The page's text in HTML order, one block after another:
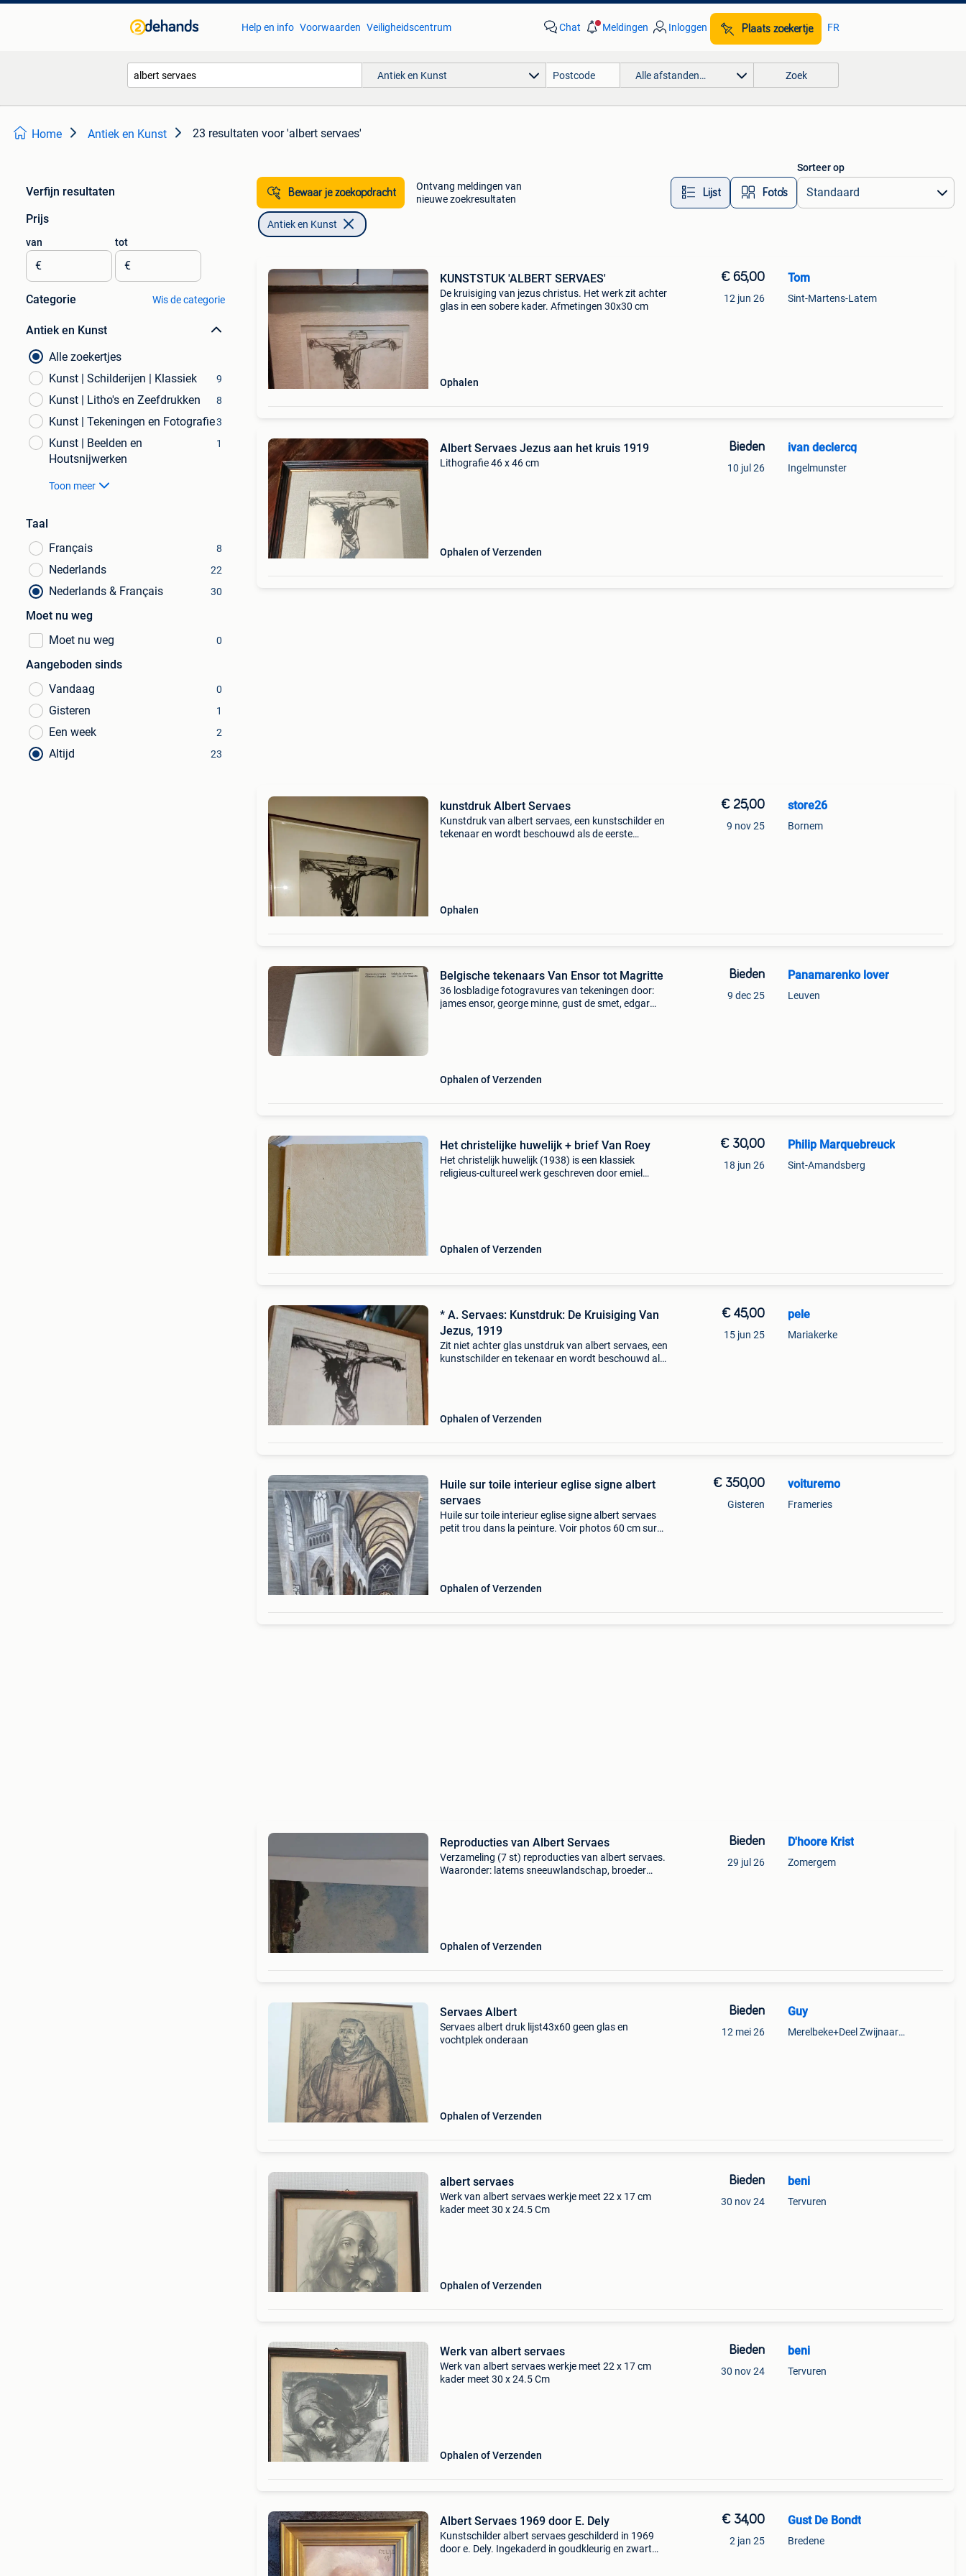
Help en info Voorwaarden Veiligheidscentrum Chat Meldingen Inloggen Plaats zoekertje FR
Antiek en Kunst Alle afstanden… Zoek
Home Antiek en Kunst 23 resultaten voor 'albert servaes'
Verfijn resultaten
Prijs
van
€
tot
€
Categorie Wis de categorie
Antiek en Kunst
Alle zoekertjes
Kunst | Schilderijen | Klassiek
9
Kunst | Litho's en Zeefdrukken 8
Kunst | Tekeningen en Fotografie3
Kunst | Beelden en
Houtsnijwerken
1
Toon meer
Taal
Français
8
Nederlands 22
Nederlands & Français 30
Moet nu weg
Moet nu weg
0
Aangeboden sinds
Vandaag
0
Gisteren 1
Een week 2
Altijd 23
Bewaar je zoekopdracht
Ontvang meldingen van
nieuwe zoekresultaten
Lijst Foto’s
Sorteer op
Antiek en Kunst
KUNSTSTUK 'ALBERT SERVAES'
De kruisiging van jezus christus. Het werk zit achter
glas in een sobere kader. Afmetingen 30x30 cm
Ophalen
€ 65,00
12 jun 26
Tom
Sint-Martens-Latem
Albert Servaes Jezus aan het kruis 1919
Lithografie 46 x 46 cm
Ophalen of Verzenden
Bieden
10 jul 26
ivan declercq
Ingelmunster
kunstdruk Albert Servaes
Kunstdruk van albert servaes, een kunstschilder en
tekenaar en wordt beschouwd als de eerste
Ophalen
€ 25,00
9 nov 25
store26
Bornem
Belgische tekenaars Van Ensor tot Magritte
36 losbladige fotogravures van tekeningen door:
james ensor, george minne, gust de smet, edgar
Ophalen of Verzenden
Bieden
9 dec 25
Panamarenko lover
Leuven
Het christelijke huwelijk + brief Van Roey
Het christelijk huwelijk (1938) is een klassiek
religieus-cultureel werk geschreven door emiel
Ophalen of Verzenden
€ 30,00
18 jun 26
Philip Marquebreuck
Sint-Amandsberg
* A. Servaes: Kunstdruk: De Kruisiging Van
Jezus, 1919
Zit niet achter glas unstdruk van albert servaes, een
kunstschilder en tekenaar en wordt beschouwd als
Ophalen of Verzenden
€ 45,00
15 jun 25
pele
Mariakerke
Huile sur toile interieur eglise signe albert
servaes
Huile sur toile interieur eglise signe albert servaes
petit trou dans la peinture. Voir photos 60 cm sur
Ophalen of Verzenden
€ 350,00
Gisteren
voituremo
Frameries
Reproducties van Albert Servaes
Verzameling (7 st) reproducties van albert servaes.
Waaronder: latems sneeuwlandschap, broeder
Ophalen of Verzenden
Bieden
29 jul 26
D'hoore Krist
Zomergem
Servaes Albert
Servaes albert druk lijst43x60 geen glas en
vochtplek onderaan
Ophalen of Verzenden
Bieden
12 mei 26
Guy
Merelbeke+Deel Zwijnaarde
albert servaes
Werk van albert servaes werkje meet 22 x 17 cm
kader meet 30 x 24.5 Cm
Ophalen of Verzenden
Bieden
30 nov 24
beni
Tervuren
Werk van albert servaes
Werk van albert servaes werkje meet 22 x 17 cm
kader meet 30 x 24.5 Cm
Ophalen of Verzenden
Bieden
30 nov 24
beni
Tervuren
Albert Servaes 1969 door E. Dely
Kunstschilder albert servaes geschilderd in 1969
door e. Dely. Ingekaderd in goudkleurig en zwart
€ 34,00
2 jan 25
Gust De Bondt
Bredene